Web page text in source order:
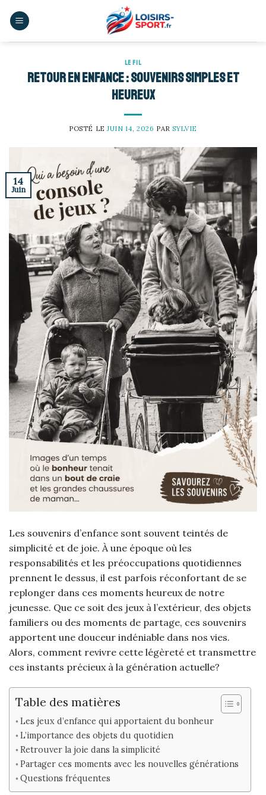
LE FIL
Retour en enfance : souvenirs simples et
heureux
POSTÉ LEJUIN 14, 2026 PARSYLVIE
14
Juin
Les souvenirs d’enfance sont souvent teintés de
simplicité et de joie. À une époque où les
responsabilités et les préoccupations quotidiennes
prennent le dessus, il est parfois réconfortant de se
replonger dans ces moments heureux de notre
jeunesse. Que ce soit des jeux à l’extérieur, des objets
familiers ou des moments de partage, ces souvenirs
apportent une douceur indéniable dans nos vies.
Alors, comment revivre cette légèreté et transmettre
ces instants précieux à la génération actuelle?
Table des matières
Les jeux d’enfance qui apportaient du bonheur
L’importance des objets du quotidien
Retrouver la joie dans la simplicité
Partager ces moments avec les nouvelles générations
Questions fréquentes